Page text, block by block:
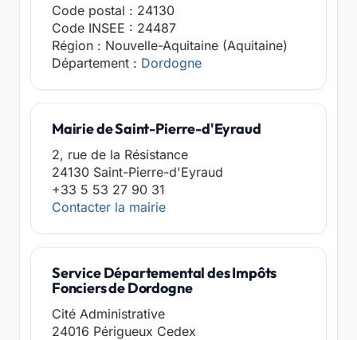
Code postal : 24130
Code INSEE : 24487
Région : Nouvelle-Aquitaine (Aquitaine)
Département : Dordogne
Mairie de Saint-Pierre-d'Eyraud
2, rue de la Résistance
24130 Saint-Pierre-d'Eyraud
+33 5 53 27 90 31
Contacter la mairie
Service Départemental des Impôts
Fonciers de Dordogne
Cité Administrative
24016 Périgueux Cedex